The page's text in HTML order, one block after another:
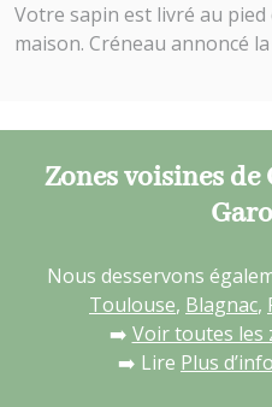
Votre sapin est livré au pied
maison. Créneau annoncé
Zones voisines
Nous desservons
Toulouse, Blagnac,
➡️ Voir toutes les
➡️ Lire Plus